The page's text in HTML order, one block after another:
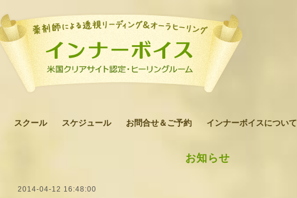
スクール スケジュール お問合せ＆ご予約 インナーボイスについて
お知らせ
2014-04-12 16:48:00